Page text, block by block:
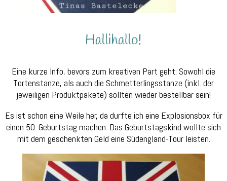
Eine kurze Info, bevors zum kreativen Part geht: Sowohl die
Tortenstanze, als auch die Schmetterlingsstanze (inkl. der
jeweiligen Produktpakete) sollten wieder bestellbar sein!
Es ist schon eine Weile her, da durfte ich eine Explosionsbox für
einen 50. Geburtstag machen. Das Geburtstagskind wollte sich
mit dem geschenkten Geld eine Südengland-Tour leisten.